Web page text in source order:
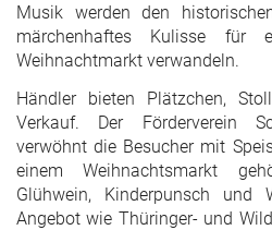
Musik werden den
märchenhaftes Kulisse für
Weihnachtmarkt verwandeln.
Händler bieten Plätzchen,
Verkauf. Der Förderverein
verwöhnt die Besucher mit
einem Weihnachtsmarkt
Glühwein, Kinderpunsch
Angebot wie Thüringer- und